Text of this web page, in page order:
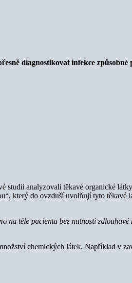
diagnostikovat infekce
studii analyzovali těkavé organické
který do ovzduší uvolňují tyto
na těle pacienta bez nutnosti
chemických látek. Například v